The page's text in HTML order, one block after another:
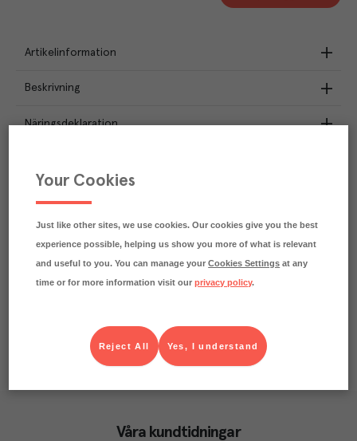
Artikelinformation
Beskrivning
Näringsdeklaration
CO₂e/kg
Varje kilo av varan påverkar klimatet motsvarande
Läs mer om hur vi beräknar klimatavtryck
Våra kundtidningar
Your Cookies
Just like other sites, we use cookies. Our cookies give you the best
experience possible, helping us show you more of what is relevant
and useful to you. You can manage yourCookies Settings at any
time or for more information visit ourprivacy policy.
Yes, I understand
Reject All